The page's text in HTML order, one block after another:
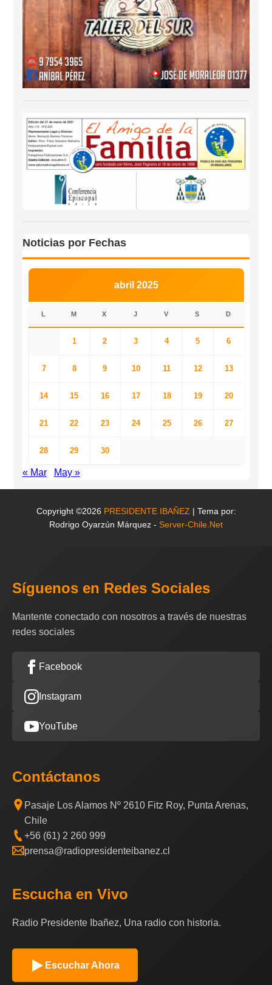
Noticias por Fechas
abril 2025
L M X J V S D
1 2 3 4 5 6
7 8 9 10 11 12 13
14 15 16 17 18 19 20
21 22 23 24 25 26 27
28 29 30
« Mar May »
Copyright ©2026 PRESIDENTE IBAÑEZ | Tema por:
Rodrigo Oyarzún Márquez - Server-Chile.Net
Síguenos en Redes Sociales
Mantente conectado con nosotros a través de nuestras
redes sociales
Facebook
Instagram
YouTube
Contáctanos
Pasaje Los Alamos Nº 2610 Fitz Roy, Punta Arenas,
Chile
+56 (61) 2 260 999
prensa@radiopresidenteibanez.cl
Escucha en Vivo
Radio Presidente Ibañez, Una radio con historia.
Escuchar Ahora